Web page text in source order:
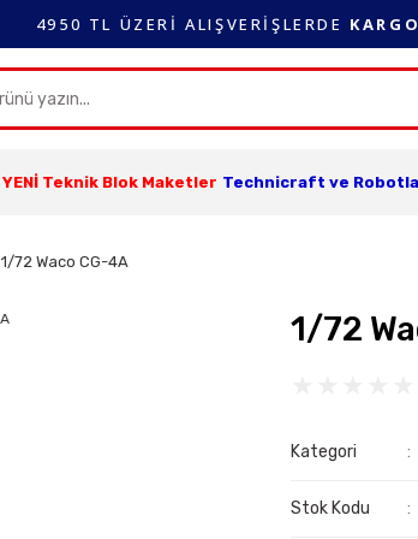
4950 TL ÜZERİ ALIŞVERİŞLERDE
YENİ Teknik Blok Maketler Technicraft ve
1/72 Waco CG-4A
1/72
Kategori
Stok Kodu